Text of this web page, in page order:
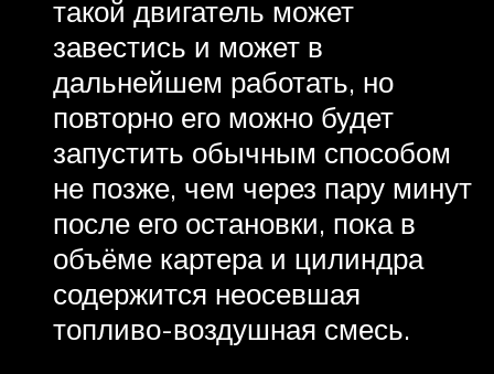
такой двигатель может
завестись и может в
дальнейшем работать, но
повторно его можно будет
запустить обычным способом
не позже, чем через пару минут
после его остановки, пока в
объёме картера и цилиндра
содержится неосевшая
топливо-воздушная смесь.